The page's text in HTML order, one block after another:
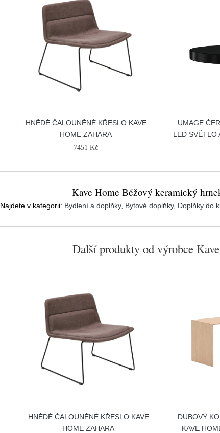
HNĚDÉ ČALOUNĚNÉ KŘESLO KAVE
HOME ZAHARA
7451 Kč
UMAGE
LED SVĚTLO
Kave Home Béžový keramický
Najdete v kategorii: Bydlení a doplňky, Bytové doplňky, Doplňky do
Další produkty od výrobce
HNĚDÉ ČALOUNĚNÉ KŘESLO KAVE
HOME ZAHARA
DUBOVÝ
KAVE